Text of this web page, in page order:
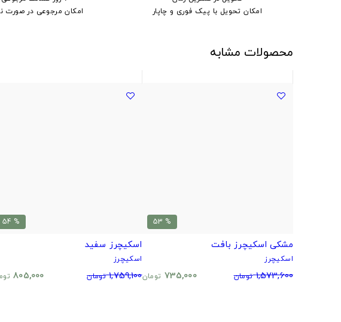
امکان تحویل با پیک فوری و چاپار
امکان مرجوعی در صورت
محصولات مشابه
% 53
مشکی اسکیچرز بافت
اسکیچرز
1,573,600 تومان 735,000 تومان
% 54
اسکیچرز سفید
اسکیچرز
1,759,100 تومان 805,000